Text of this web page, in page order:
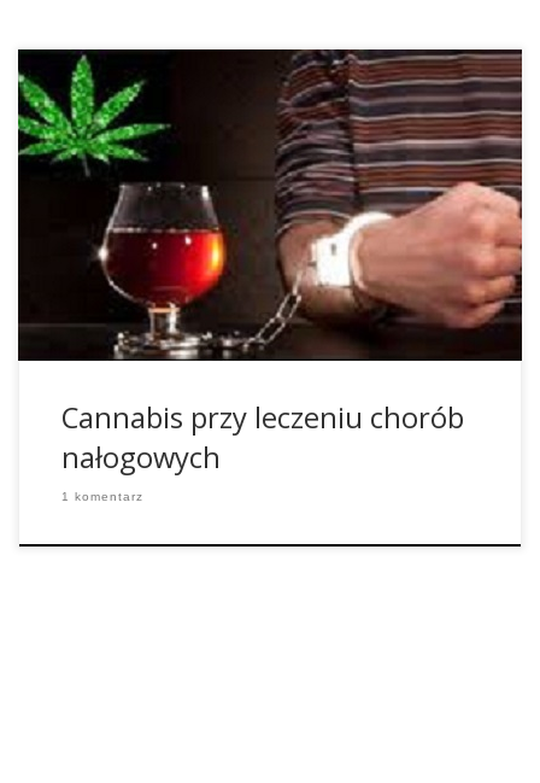
Zgodnie z teraźniejszymi szacunkami w naszym kraju na
pierwszym miejscu listy chorób nałogowych ze względu na
uzależnienie widnieje uzależnienie od alkoholu, na drugim
miejscu widnieją uzależnieni od tytoniu oraz leków.
Cannabis może pomóc w walce z nałogami od tych
substancji, ponieważ zmniejsza on fizyczne objawy
odwykowe w trakcie terapii i […]
Cannabis przy leczeniu chorób
nałogowych
1 komentarz